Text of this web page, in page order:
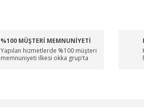
%100 MÜŞTERİ MEMNUNİYETİ
Yapılan hizmetlerde %100 müşteri
memnuniyeti ilkesi okka grup’ta